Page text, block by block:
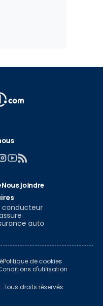
Nous joindre
conducteur
auto
Politique de cookies
d'utilisation
Tous droits réservés.